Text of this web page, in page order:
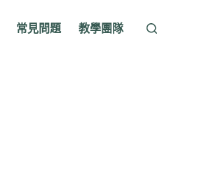
常見問題 教學團隊